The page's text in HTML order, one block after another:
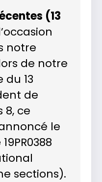
(13
notre
de notre
du 13
de
8, ce
le
sections).